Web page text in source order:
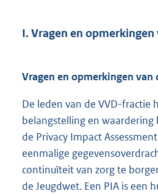
I. Vragen en
Vragen en opmerkingen van
De leden van de VVD-fractie
belangstelling en waardering
de Privacy Impact
eenmalige
continuïteit van zorg te
de Jeugdwet. Een PIA is een